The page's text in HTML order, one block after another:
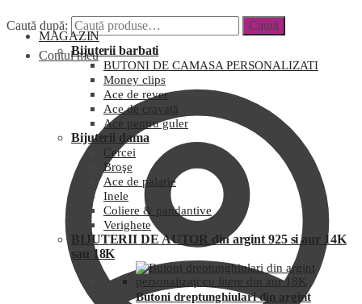
Caută după: Caută
Contul meu
MAGAZIN
Bijuterii barbati
BUTONI DE CAMASA PERSONALIZATI
Money clips
Ace de rever
Ace de cravată
Ace pentru guler
Bijuterii dama
Cercei
Broşe
Ace de palarie
Inele
Coliere & pandantive
Verighete
BIJUTERII DE AUTOR din argint 925 si aur 14K
sau 18K
Butoni dreptunghiulari din argint